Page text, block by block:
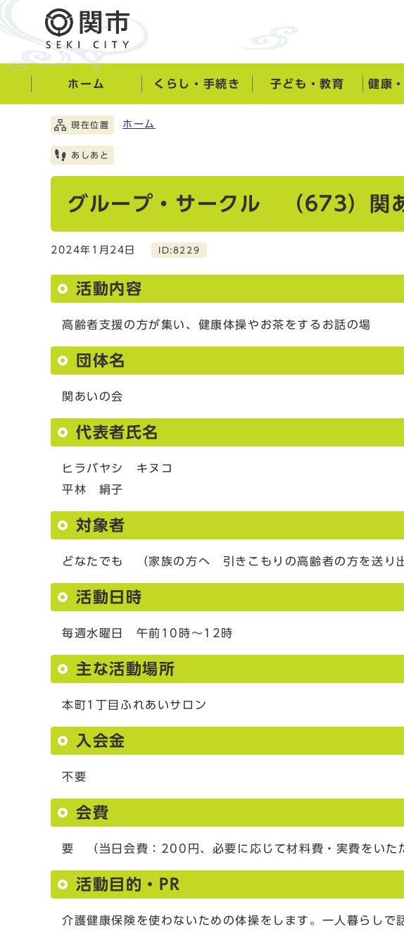
ホーム くらし・手続き 子ども・教育 健康
現在位置 ホーム
あしあと
グループ・サークル （673）関
2024年1月24日 ID:8229
活動内容
高齢者支援の方が集い、健康体操やお茶をするお話の場
団体名
関あいの会
代表者氏名
ヒラバヤシ キヌコ
平林 絹子
対象者
どなたでも （家族の方へ 引きこもりの高齢者の方を送り
活動日時
毎週水曜日 午前10時～12時
主な活動場所
本町1丁目ふれあいサロン
入会金
不要
会費
要 （当日会費：200円、必要に応じて材料費・実費をいた
活動目的・PR
介護健康保険を使わないための体操をします。一人暮らし